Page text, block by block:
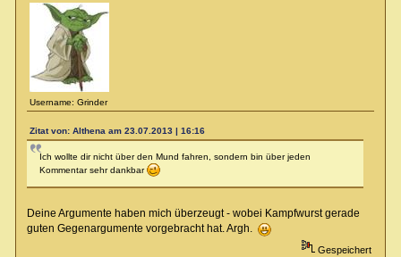
Username: Grinder
Zitat von: Althena am 23.07.2013 | 16:16
Ich wollte dir nicht über den Mund fahren, sondern bin über jeden
Kommentar sehr dankbar
Deine Argumente haben mich überzeugt - wobei Kampfwurst gerade
guten Gegenargumente vorgebracht hat. Argh.
Gespeichert